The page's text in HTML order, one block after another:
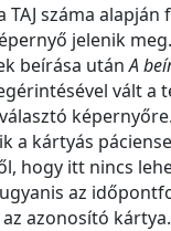
TAJ száma
jelenik
beírása utánA
vált a
a kártyás
hogy itt nincs
az
azonosító kártya.